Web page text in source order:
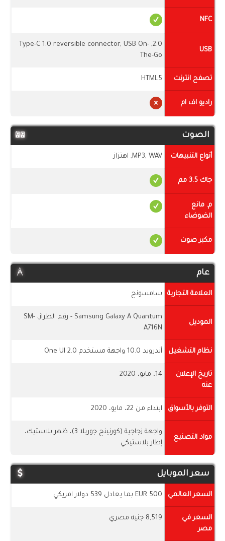
NFC
USB
2.0, Type-C 1.0 reversible connector, USB On-
The-Go
تصفح انترنت HTML5
راديو اف ام
الصوت
أنواع التنبيهات MP3, WAV, اهتزاز
جاك 3.5 مم
م. مانع
الضوضاء
مكبر صوت
عام
العلامة التجارية سامسونج
الموديل
Samsung Galaxy A Quantum - رقم الطراز، SM-
A716N
نظام التشغيل أندرويد 10.0 واجهة مستخدم One UI 2.0
تاريخ الإعلان
عنه
14، مايو، 2020
التوفر بالأسواق ابتداء من 22، مايو، 2020
مواد التصنيع
واجهة زجاجية (كورنينج جوريلا 3)، ظهر بلاستيك،
إطار بلاستيكي
سعر الموبايل
السعر العالمي 500 EUR بما يعادل 539 دولار امريكي
السعر في
مصر
8,519 جنيه مصري